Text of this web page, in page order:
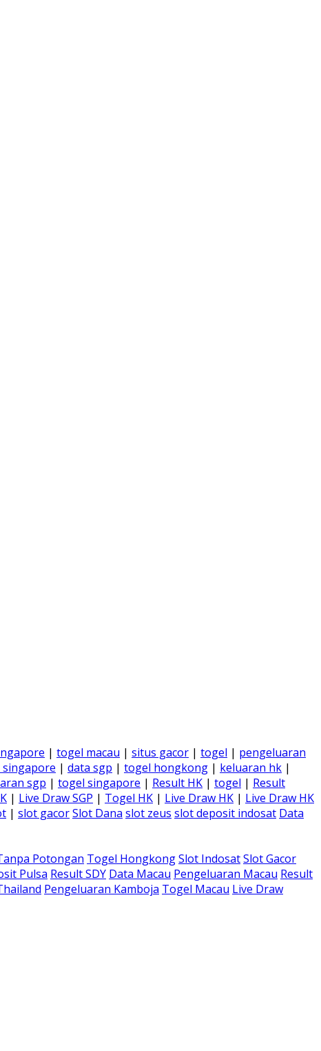
| togel macau | situs gacor | togel | pengeluaran
| data sgp | togel hongkong | keluaran hk |
sgp | togel singapore | Result HK | togel | Result
| Live Draw SGP | Togel HK | Live Draw HK | Live Draw HK
| slot gacorSlot Dana slot zeus slot deposit indosat Data
Potongan Togel HongkongSlot IndosatSlot Gacor
Pulsa Result SDY Data Macau Pengeluaran Macau Result
Pengeluaran Kamboja Togel Macau Live Draw